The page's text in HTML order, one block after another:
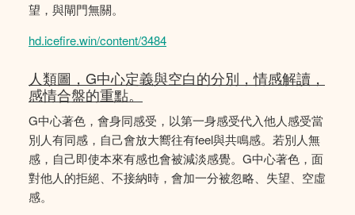
望，與閘門無關。
hd.icefire.win/content/3484
人類圖，G中心定義與空白的分別，情感解讀，
感情合盤的重點。
G中心著色，會身同感受，以第一身感受代入他人感受當
別人有同感，自己會放大嚮往有feel與共鳴感。若別人無
感，自己即使本來有感也會被減淡感覺。G中心著色，面
對他人的拒絕、不接納時，會加一分被忽略、失望、空虛
感。